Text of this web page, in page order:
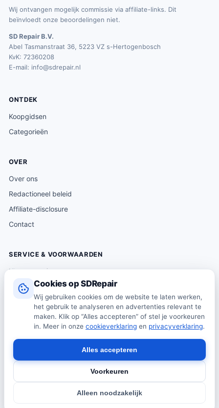
Cookies op SDRepair
Wij gebruiken cookies om de website te laten werken,
het gebruik te analyseren en advertenties relevant te
maken. Klik op “Alles accepteren” of stel je voorkeuren
in. Meer in onze cookieverklaring en privacyverklaring.
Alleen noodzakelijk
Voorkeuren
Alles accepteren
Wij ontvangen mogelijk commissie via affiliate-links. Dit
beïnvloedt onze beoordelingen niet.
SD Repair B.V.
Abel Tasmanstraat 36, 5223 VZ s-Hertogenbosch
KvK: 72360208
E-mail: info@sdrepair.nl
ONTDEK
Koopgidsen
Categorieën
OVER
Over ons
Redactioneel beleid
Affiliate-disclosure
Contact
SERVICE & VOORWAARDEN
Klantenservice
Verzending & levering
Retourneren
Algemene voorwaarden
verkopen zelf geen producten · Alle prijzen onder voorbehoud.